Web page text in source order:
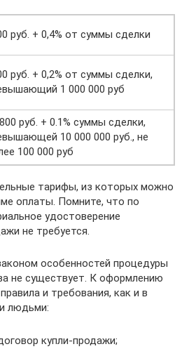
руб. + 0,4% от суммы сделки
руб. + 0,2% от суммы сделки,
1 000 000 руб
руб. + 0.1% суммы сделки,
10 000 000 руб., не
100 000 руб
тарифы, из которых можно
оплаты. Помните, что по
удостоверение
не требуется.
особенностей процедуры
не существует. К оформлению
и требования, как и в
людьми:
купли-продажи;